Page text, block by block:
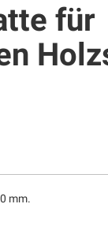
für
mm.